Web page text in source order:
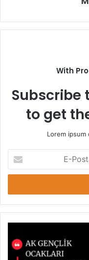
With
Subscribe
to get
Lorem
P
s
t